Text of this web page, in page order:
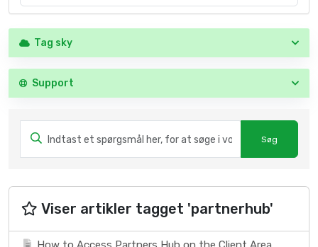
Tag sky
Support
Viser artikler tagget 'partnerhub'